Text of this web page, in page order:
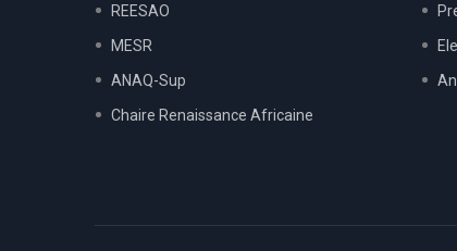
REESAO
MESR
ANAQ-Sup
Chaire Renaissance Africaine